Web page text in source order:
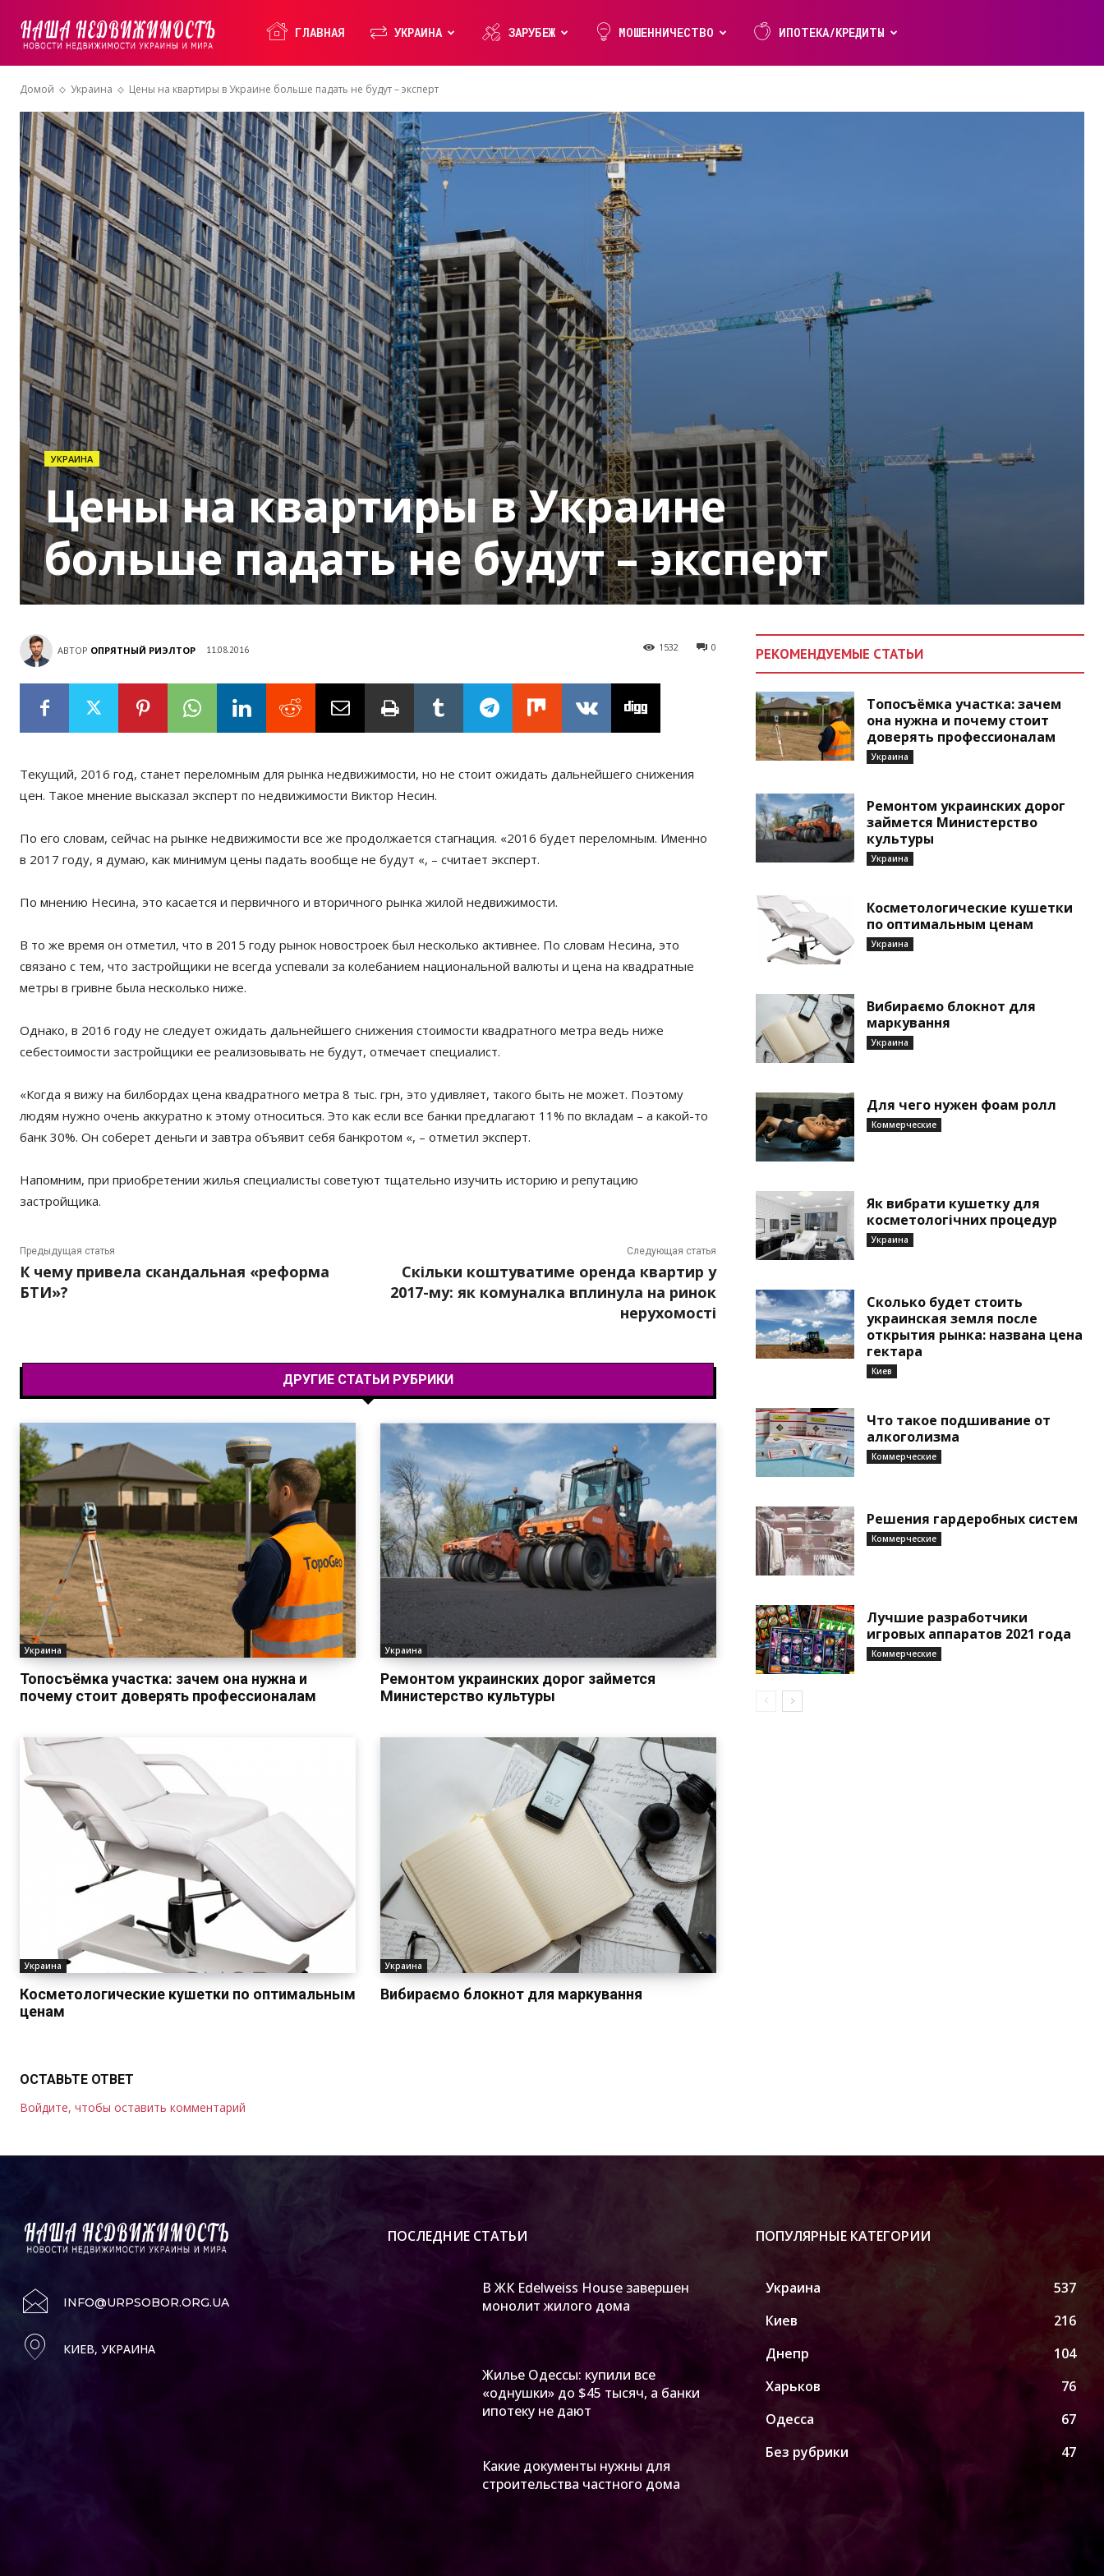
Недвижимость
ГЛАВНАЯ УКРАИНА ЗАРУБЕЖ МОШЕННИЧЕСТВО ИПОТЕКА/КРЕДИТЫ
Домой Украина Цены на квартиры в Украине больше падать не будут – эксперт
УКРАИНА
Цены на квартиры в Украине
больше падать не будут – эксперт
АВТОР ОПРЯТНЫЙ РИЭЛТОР 11.08.2016 0
1532
Текущий, 2016 год, станет переломным для рынка недвижимости, но не стоит ожидать дальнейшего снижения
цен. Такое мнение высказал эксперт по недвижимости Виктор Несин.
По его словам, сейчас на рынке недвижимости все же продолжается стагнация. «2016 будет переломным. Именно
в 2017 году, я думаю, как минимум цены падать вообще не будут «, – считает эксперт.
По мнению Несина, это касается и первичного и вторичного рынка жилой недвижимости.
В то же время он отметил, что в 2015 году рынок новостроек был несколько активнее. По словам Несина, это
связано с тем, что застройщики не всегда успевали за колебанием национальной валюты и цена на квадратные
метры в гривне была несколько ниже.
Однако, в 2016 году не следует ожидать дальнейшего снижения стоимости квадратного метра ведь ниже
себестоимости застройщики ее реализовывать не будут, отмечает специалист.
«Когда я вижу на билбордах цена квадратного метра 8 тыс. грн, это удивляет, такого быть не может. Поэтому
людям нужно очень аккуратно к этому относиться. Это как если все банки предлагают 11% по вкладам – а какой-то
банк 30%. Он соберет деньги и завтра объявит себя банкротом «, – отметил эксперт.
Напомним, при приобретении жилья специалисты советуют тщательно изучить историю и репутацию
застройщика.
Предыдущая статья
К чему привела скандальная «реформа
БТИ»?
Следующая статья
Скільки коштуватиме оренда квартир у
2017-му: як комуналка вплинула на ринок
нерухомості
ДРУГИЕ СТАТЬИ РУБРИКИ
Украина
Топосъёмка участка: зачем она нужна и
почему стоит доверять профессионалам
Украина
Ремонтом украинских дорог займется
Министерство культуры
Украина
Косметологические кушетки по оптимальным
ценам
Украина
Вибираємо блокнот для маркування
ОСТАВЬТЕ ОТВЕТ
Войдите, чтобы оставить комментарий
РЕКОМЕНДУЕМЫЕ СТАТЬИ
Топосъёмка участка: зачем
она нужна и почему стоит
доверять профессионалам
Украина
Ремонтом украинских дорог
займется Министерство
культуры
Украина
Косметологические кушетки
по оптимальным ценам
Украина
Вибираємо блокнот для
маркування
Украина
Для чего нужен фоам ролл
Коммерческие
Як вибрати кушетку для
косметологічних процедур
Украина
Сколько будет стоить
украинская земля после
открытия рынка: названа цена
гектара
Киев
Что такое подшивание от
алкоголизма
Коммерческие
Решения гардеробных систем
Коммерческие
Лучшие разработчики
игровых аппаратов 2021 года
Коммерческие
INFO@URPSOBOR.ORG.UA
КИЕВ, УКРАИНА
ПОСЛЕДНИЕ СТАТЬИ
В ЖК Edelweiss House завершен
монолит жилого дома
Жилье Одессы: купили все
«однушки» до $45 тысяч, а банки
ипотеку не дают
Какие документы нужны для
строительства частного дома
ПОПУЛЯРНЫЕ КАТЕГОРИИ
Украина
537
Киев
216
Днепр
104
Харьков
76
Одесса
67
Без рубрики
47